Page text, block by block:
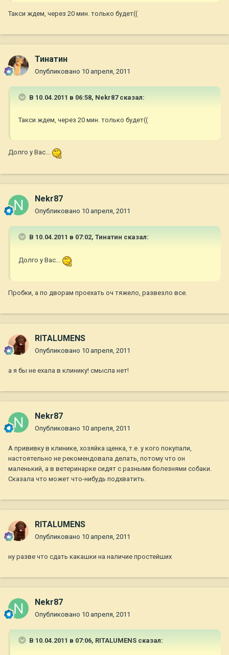
Такси ждем, через 20 мин. только будет((
Тинатин
Опубликовано 10 апреля, 2011
В 10.04.2011 в 06:58, Nekr87 сказал:
Такси ждем, через 20 мин. только будет((
Долго у Вас...
Nekr87
Опубликовано 10 апреля, 2011
В 10.04.2011 в 07:02, Тинатин сказал:
Долго у Вас...
Пробки, а по дворам проехать оч тяжело, развезло все.
RITALUMENS
Опубликовано 10 апреля, 2011
а я бы не ехала в клинику! смысла нет!
Nekr87
Опубликовано 10 апреля, 2011
А прививку в клинике, хозяйка щенка, т.е. у кого покупали,
настоятельно не рекомендовала делать, потому что он
маленький, а в ветеринарке сидят с разными болезнями собаки.
Сказала что может что-нибудь подхватить.
RITALUMENS
Опубликовано 10 апреля, 2011
ну разве что сдать какашки на наличие простейших
Nekr87
Опубликовано 10 апреля, 2011
В 10.04.2011 в 07:06, RITALUMENS сказал: